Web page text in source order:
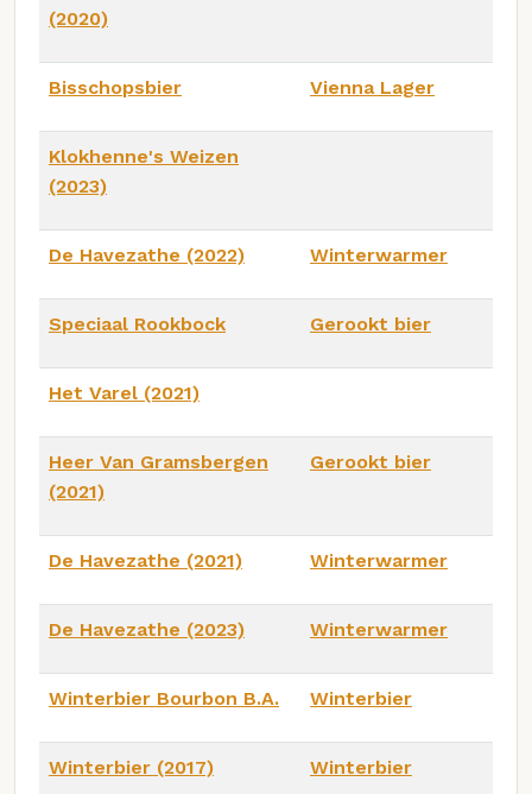
(2020)
Bisschopsbier Vienna Lager
Klokhenne's Weizen
(2023)
De Havezathe (2022) Winterwarmer
Speciaal Rookbock Gerookt bier
Het Varel (2021)
Heer Van Gramsbergen
(2021)
Gerookt bier
De Havezathe (2021) Winterwarmer
De Havezathe (2023) Winterwarmer
Winterbier Bourbon B.A. Winterbier
Winterbier (2017) Winterbier